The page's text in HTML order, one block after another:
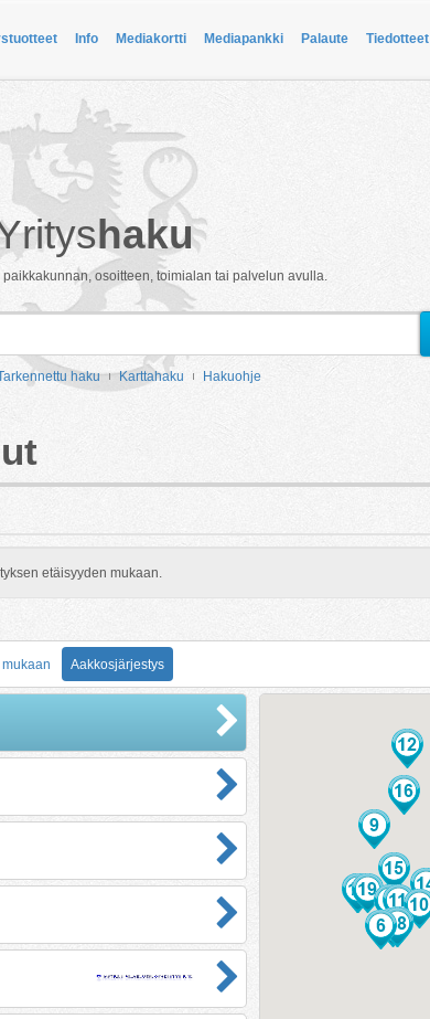
Info Mediakortti Mediapankki Palaute Tiedotteet
haku
paikkakunnan, osoitteen, toimialan tai palvelun avulla.
haku Karttahaku Hakuohje
etäisyyden mukaan.
Aakkosjärjestys